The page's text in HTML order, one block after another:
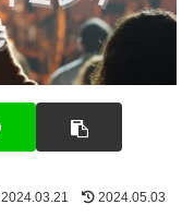
2024.03.21 2024.05.03